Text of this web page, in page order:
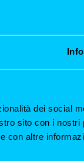
dei social
sito con i nostri
con altre
allo